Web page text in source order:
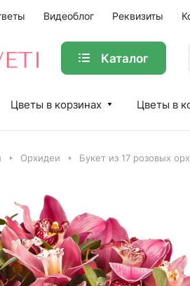
Видеоблог Реквизиты
Каталог
Цветы в корзинах Цветы в
Орхидеи Букет из 17 розовых